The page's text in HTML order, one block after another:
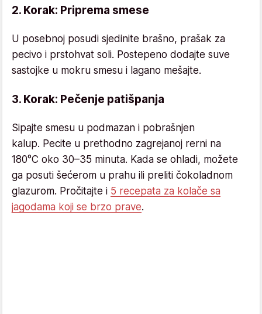
2. Korak: Priprema smese
U posebnoj posudi sjedinite brašno, prašak za
pecivo i prstohvat soli. Postepeno dodajte suve
sastojke u mokru smesu i lagano mešajte.
3. Korak: Pečenje patišpanja
Sipajte smesu u podmazan i pobrašnjen
kalup. Pecite u prethodno zagrejanoj rerni na
180°C oko 30–35 minuta. Kada se ohladi, možete
ga posuti šećerom u prahu ili preliti čokoladnom
glazurom. Pročitajte i 5 recepata za kolače sa
jagodama koji se brzo prave.